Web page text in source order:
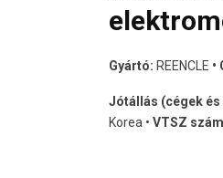
Gyártó: REENCLE •
Jótállás (cégek
Korea • VTSZ